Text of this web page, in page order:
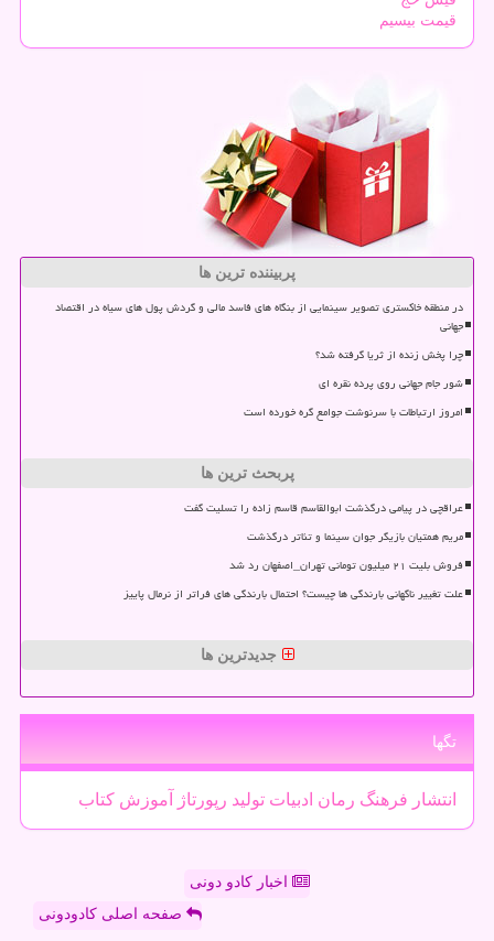
قیمت بیسیم
پربیننده ترین ها
در منطقه خاکستری تصویر سینمایی از بنگاه های فاسد مالی و گردش پول های سیاه در اقتصاد
جهانی
چرا پخش زنده از ثریا گرفته شد؟
شور جام جهانی روی پرده نقره ای
امروز ارتباطات با سرنوشت جوامع گره خورده است
پربحث ترین ها
عراقچی در پیامی درگذشت ابوالقاسم قاسم زاده را تسلیت گفت
مریم همتیان بازیگر جوان سینما و تئاتر درگذشت
فروش بلیت ۲۱ میلیون تومانی تهران_اصفهان رد شد
علت تغییر ناگهانی بارندگی ها چیست؟ احتمال بارندگی های فراتر از نرمال پاییز
جدیدترین ها
تگها
انتشار فرهنگ رمان ادبیات تولید رپورتاژ آموزش كتاب
اخبار کادو دونی
صفحه اصلی کادودونی